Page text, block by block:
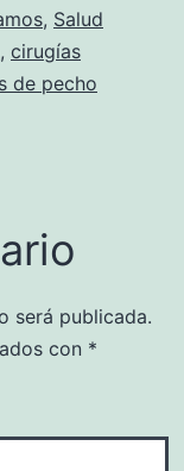
, Salud
, cirugías
de pecho
será publicada.
con *